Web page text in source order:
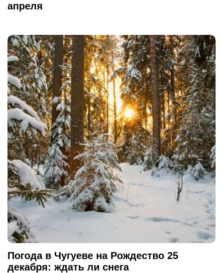
апреля
Погода в Чугуеве на Рождество 25
декабря: ждать ли снега